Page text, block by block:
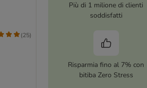
(25)
Più di 1 milione di clienti
soddisfatti
Risparmia fino al 7% con
bitiba Zero Stress